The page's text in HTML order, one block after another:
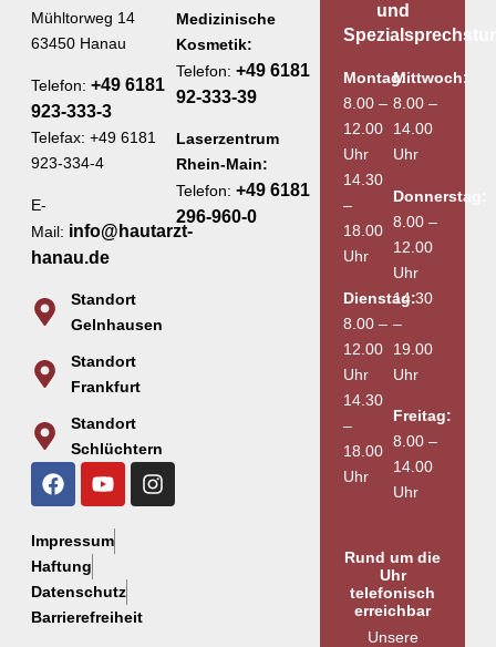
Mühltorweg 14
63450 Hanau
Telefon: +49 6181
923-333-3
Telefax: +49 6181
923-334-4
E-
Mail: info@hautarzt-
hanau.de
Standort
Gelnhausen
Standort
Frankfurt
Standort
Schlüchtern
Impressum
Haftung
Datenschutz
Barrierefreiheit
Medizinische
Kosmetik:
Telefon: +49 6181
92-333-39
Laserzentrum
Rhein-Main:
Telefon: +49 6181
296-960-0
und
Montag:
8.00 –
12.00
Uhr
14.30
–
18.00
Uhr
Dienstag:
8.00 –
12.00
Uhr
14.30
–
18.00
Uhr
Mittwoch:
8.00 –
14.00
Uhr
Donnerstag:
8.00 –
12.00
Uhr
14.30
–
19.00
Uhr
Freitag:
8.00 –
14.00
Uhr
Rund um die
Uhr
telefonisch
erreichbar
Unsere